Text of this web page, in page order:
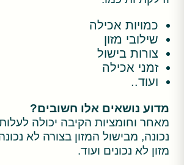
כמויות אכילה
שילובי מזון
צורות בישול
זמני אכילה
ועוד..
מדוע נושאים אלו חשובים?
מאחר וחומציות הקיבה יכולה
נכונה, מבישול המזון בצורה לא
מזון לא נכונים ועוד.